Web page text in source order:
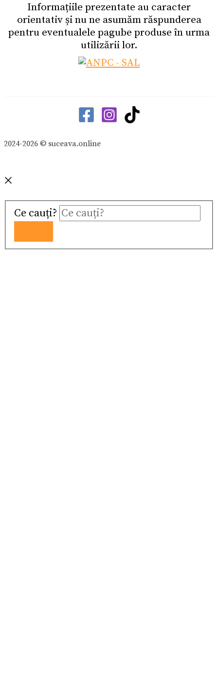
Informațiile prezentate au caracter
orientativ și nu ne asumăm răspunderea
pentru eventualele pagube produse în urma
utilizării lor.
2024-2026 © suceava.online
Ce cauți?